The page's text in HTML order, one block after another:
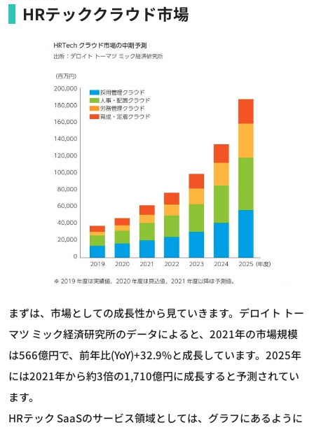
HRテッククラウド市場
まずは、市場としての成長性から見ていきます。デロイト トー
マツ ミック経済研究所のデータによると、2021年の市場規模
は566億円で、前年比(YoY)+32.9%と成長しています。2025年
には2021年から約3倍の1,710億円に成長すると予測されてい
ます。
HRテック SaaSのサービス領域としては、グラフにあるように